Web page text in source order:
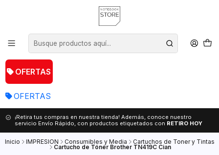
OFERTAS
OFERTAS
¡Retira tus compras en nuestra tienda! Además, conoce nuestro
servicio Envío Rápido, con productos etiquetados con RETIRO HOY
Inicio IMPRESION Consumibles y Media Cartuchos de Toner y Tintas
Cartucho de Tóner Brother TN419C Cian